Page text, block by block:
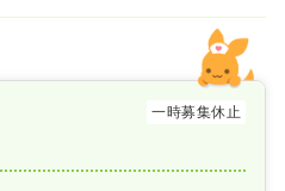
一時募集休止